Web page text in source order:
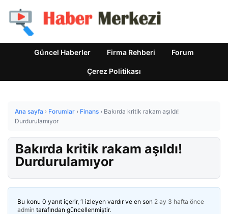
Güncel Haberler Firma Rehberi Forum
Çerez Politikası
Ana sayfa › Forumlar › Finans › Bakırda kritik rakam aşıldı!
Durdurulamıyor
Bakırda kritik rakam aşıldı!
Durdurulamıyor
Bu konu 0 yanıt içerir, 1 izleyen vardır ve en son 2 ay 3 hafta önce
admin tarafından güncellenmiştir.